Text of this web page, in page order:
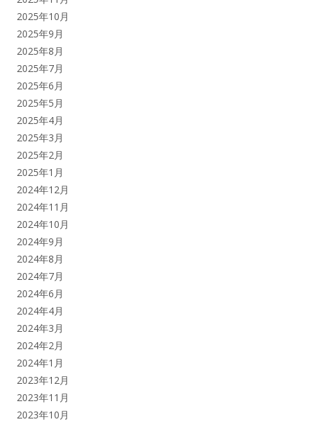
2025年10月
2025年9月
2025年8月
2025年7月
2025年6月
2025年5月
2025年4月
2025年3月
2025年2月
2025年1月
2024年12月
2024年11月
2024年10月
2024年9月
2024年8月
2024年7月
2024年6月
2024年4月
2024年3月
2024年2月
2024年1月
2023年12月
2023年11月
2023年10月